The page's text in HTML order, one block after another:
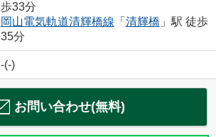
歩33分
岡山電気軌道清輝橋線 「 清輝橋 」駅 徒歩
35分
-(-)
お問い合わせ(無料)